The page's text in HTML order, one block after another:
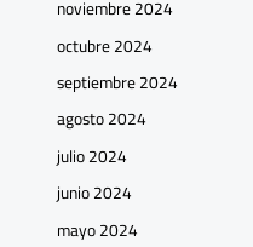
noviembre 2024
octubre 2024
septiembre 2024
agosto 2024
julio 2024
junio 2024
mayo 2024